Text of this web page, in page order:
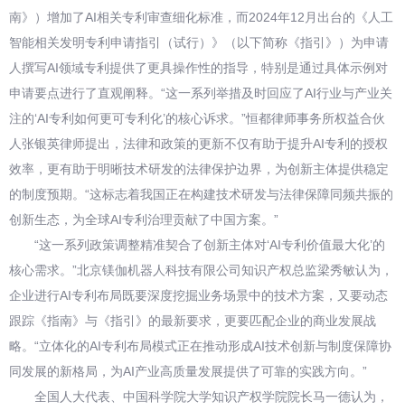
南》）增加了AI相关专利审查细化标准，而2024年12月出台的《人工
智能相关发明专利申请指引（试行）》（以下简称《指引》）为申请
人撰写AI领域专利提供了更具操作性的指导，特别是通过具体示例对
申请要点进行了直观阐释。“这一系列举措及时回应了AI行业与产业关
注的‘AI专利如何更可专利化’的核心诉求。”恒都律师事务所权益合伙
人张银英律师提出，法律和政策的更新不仅有助于提升AI专利的授权
效率，更有助于明晰技术研发的法律保护边界，为创新主体提供稳定
的制度预期。“这标志着我国正在构建技术研发与法律保障同频共振的
创新生态，为全球AI专利治理贡献了中国方案。”
“这一系列政策调整精准契合了创新主体对‘AI专利价值最大化’的
核心需求。”北京镁伽机器人科技有限公司知识产权总监梁秀敏认为，
企业进行AI专利布局既要深度挖掘业务场景中的技术方案，又要动态
跟踪《指南》与《指引》的最新要求，更要匹配企业的商业发展战
略。“立体化的AI专利布局模式正在推动形成AI技术创新与制度保障协
同发展的新格局，为AI产业高质量发展提供了可靠的实践方向。”
全国人大代表、中国科学院大学知识产权学院院长马一德认为，